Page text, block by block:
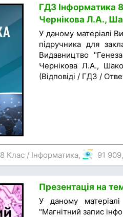
ГДЗ Інформатика
Чернікова Л.А.,
У даному матеріалі
підручника для
Видавництво
Чернікова Л.А.,
(Відповіді / ГДЗ /
8 Клас / Інформатика, 91 909,
Презентація на
У даному
"Магнітний запис